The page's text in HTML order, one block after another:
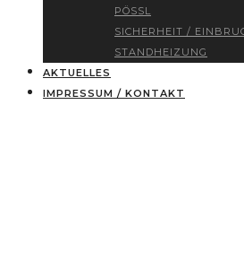
PÖSSL
SICHERHEIT /
STANDHEIZUNG
AKTUELLES
IMPRESSUM / KONTAKT